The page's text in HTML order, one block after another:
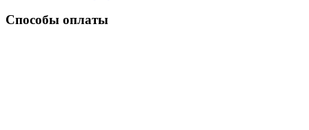
Способы оплаты